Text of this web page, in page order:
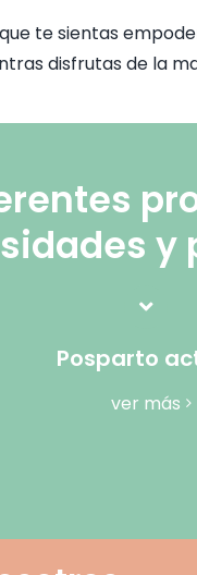
te sientas
disfrutas de la
y
Posparto
ver más